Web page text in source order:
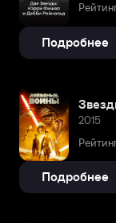
Подробнее
2015
Подробнее